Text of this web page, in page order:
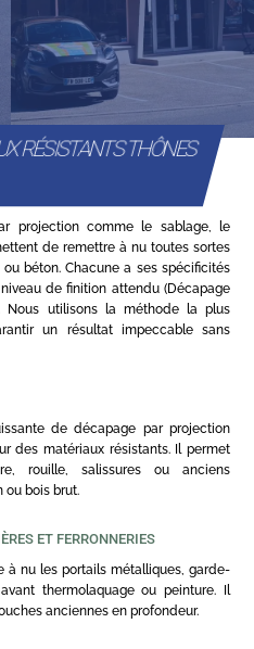
RÉSISTANTS THÔNES
projection comme le sablage, le
de remettre à nu toutes sortes
béton. Chacune a ses spécificités
de finition attendu (Décapage
Nous utilisons la méthode la plus
un résultat impeccable sans
de décapage par projection
des matériaux résistants. Il permet
rouille, salissures ou anciens
ou bois brut.
ET FERRONNERIES
à nu les portails métalliques, garde-
thermolaquage ou peinture. Il
anciennes en profondeur.